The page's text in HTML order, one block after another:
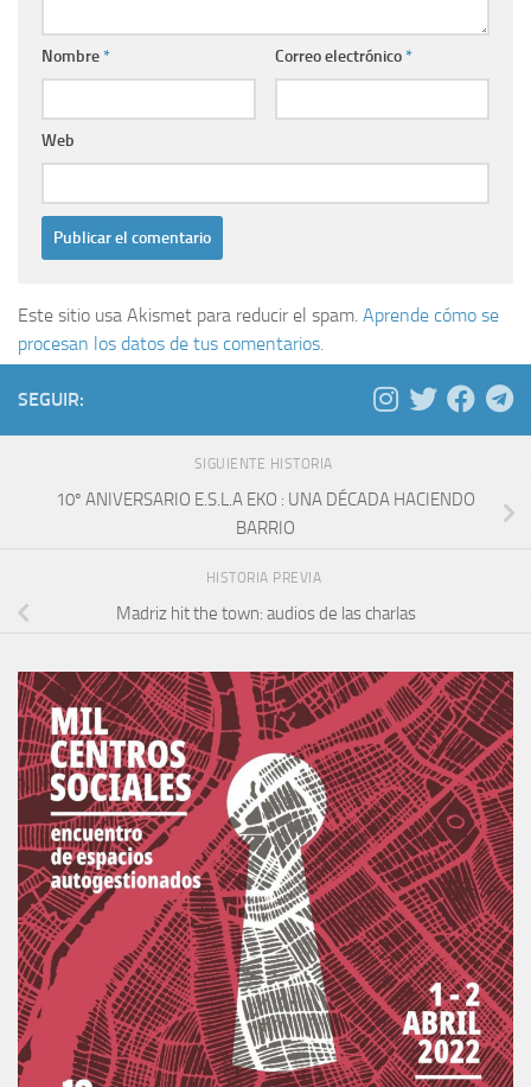
Nombre* Correo electrónico*
Web
Este sitio usa Akismet para reducir el spam. Aprende cómo se
procesan los datos de tus comentarios.
SEGUIR:
SIGUIENTE HISTORIA
10º ANIVERSARIO E.S.L.A EKO : UNA DÉCADA HACIENDO
BARRIO
HISTORIA PREVIA
Madriz hit the town: audios de las charlas